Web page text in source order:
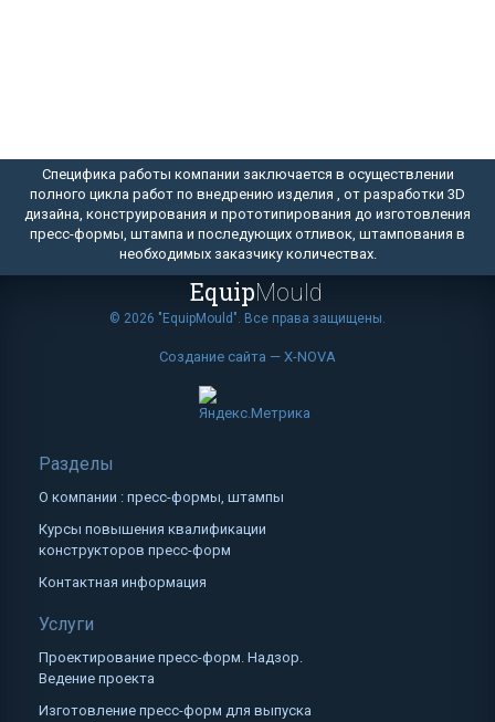
Специфика работы компании заключается в осуществлении
полного цикла работ по внедрению изделия , от разработки 3D
дизайна, конструирования и прототипирования до изготовления
пресс-формы, штампа и последующих отливок, штампования в
необходимых заказчику количествах.
EquipMould
© 2026 "EquipMould". Все права защищены.
Создание сайта — X-NOVA
Разделы
О компании : пресс-формы, штампы
Курсы повышения квалификации
конструкторов пресс-форм
Контактная информация
Услуги
Проектирование пресс-форм. Надзор.
Ведение проекта
Изготовление пресс-форм для выпуска